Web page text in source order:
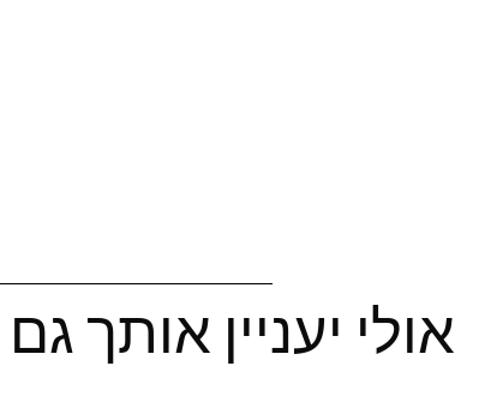
אולי יעניין אותך גם